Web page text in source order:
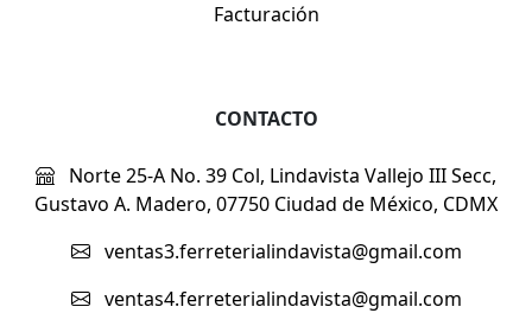
Facturación
CONTACTO
Norte 25-A No. 39 Col, Lindavista Vallejo III Secc,
Gustavo A. Madero, 07750 Ciudad de México, CDMX
ventas3.ferreterialindavista@gmail.com
ventas4.ferreterialindavista@gmail.com